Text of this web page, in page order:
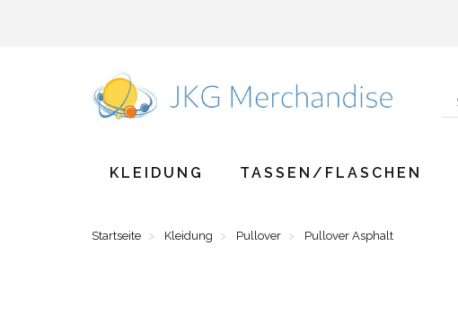
KLEIDUNG TASSEN/FLASCHEN
Startseite Kleidung Pullover Pullover Asphalt